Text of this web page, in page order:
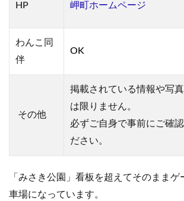
HP 岬町ホームページ
わんこ同
伴
OK
その他
掲載されている情報や写
は限りません。
必ずご自身で事前にご確
ださい。
「みさき公園」看板を超えてそのまま
車場になっています。